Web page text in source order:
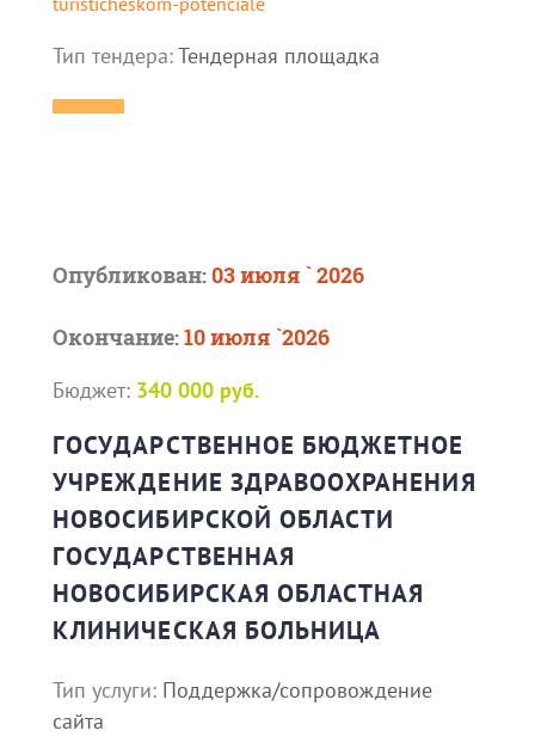
Тип тендера:Тендерная площадка
Опубликован:03 июля ` 2026
Окончание:10 июля `2026
Бюджет: 340 000 руб.
ГОСУДАРСТВЕННОЕ БЮДЖЕТНОЕ
УЧРЕЖДЕНИЕ ЗДРАВООХРАНЕНИЯ
НОВОСИБИРСКОЙ ОБЛАСТИ
ГОСУДАРСТВЕННАЯ
НОВОСИБИРСКАЯ ОБЛАСТНАЯ
КЛИНИЧЕСКАЯ БОЛЬНИЦА
Тип услуги: Поддержка/сопровождение
сайта